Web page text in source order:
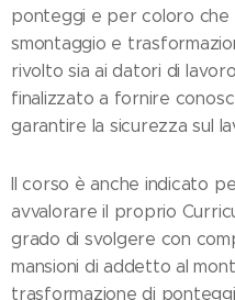
ponteggi e per coloro che
smontaggio e
rivolto sia ai datori di
finalizzato a fornire
garantire la sicurezza sul
Il corso è anche indicato
avvalorare il proprio
grado di svolgere con
mansioni di addetto al
trasformazione di